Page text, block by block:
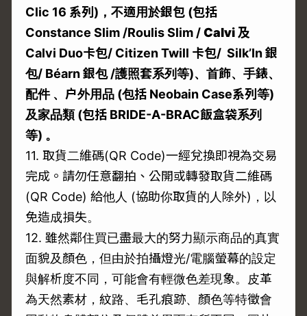
Clic 16 系列) ，不適用於銀包 (包括
Constance Slim/Roulis Slim /Calvi及
Calvi Duo卡包/ Citizen Twill 卡包/ Silk’In銀
包/ Béarn銀包 /護照套系列等)、首飾、手錶、
配件、户外用品 (包括 Neobain Case系列等)
及家品類 (包括 BRIDE-A-BRAC飯盒袋系列
等) 。
11. 取貨二維碼(QR Code)一經兌換即視為交易
完成。請勿任意翻拍、公開或轉發取貨二維碼
(QR Code) 給他人 (協助你取貨的人除外)，以
免造成損失。
12. 雖然鄰住買已盡最大的努力顯示商品的真實
面貌及顏色，但由於拍攝燈光/電腦螢幕的設定
與解析度不同，可能會有輕微色差現象。皮革
為天然素材，紋路、毛孔痕跡、顏色等特徵會